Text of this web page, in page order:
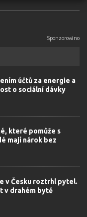
účtů za energie a
o sociální dávky
které pomůže s
mají nárok bez
v Česku roztrhl pytel.
v drahém bytě